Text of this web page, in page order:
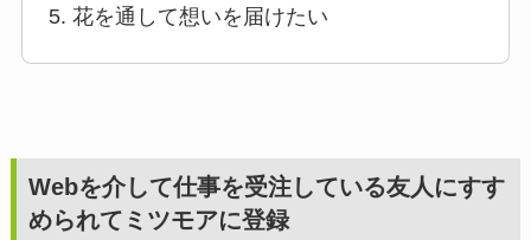
花を通して想いを届けたい
Webを介して仕事を受注している友人にすす
められてミツモアに登録